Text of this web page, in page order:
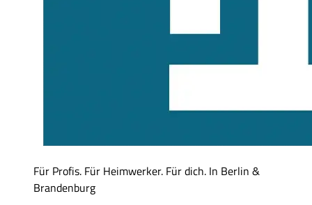
Für Profis. Für Heimwerker. Für dich. In Berlin &
Brandenburg